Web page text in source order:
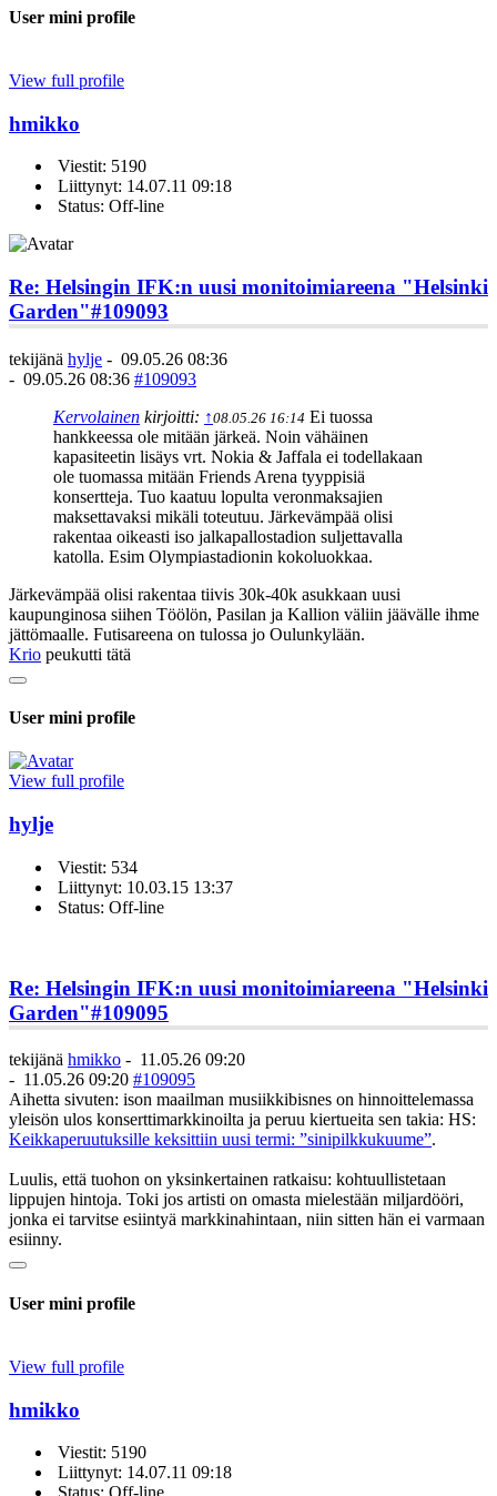
User mini profile
View full profile
hmikko
Viestit: 5190
Liittynyt: 14.07.11 09:18
Status: Off-line
Re: Helsingin IFK:n uusi monitoimiareena "Helsinki
Garden"#109093
tekijänä hylje - 09.05.26 08:36
- 09.05.26 08:36 #109093
Kervolainen kirjoitti: ↑08.05.26 16:14 Ei tuossa
hankkeessa ole mitään järkeä. Noin vähäinen
kapasiteetin lisäys vrt. Nokia & Jaffala ei todellakaan
ole tuomassa mitään Friends Arena tyyppisiä
konsertteja. Tuo kaatuu lopulta veronmaksajien
maksettavaksi mikäli toteutuu. Järkevämpää olisi
rakentaa oikeasti iso jalkapallostadion suljettavalla
katolla. Esim Olympiastadionin kokoluokkaa.
Järkevämpää olisi rakentaa tiivis 30k-40k asukkaan uusi
kaupunginosa siihen Töölön, Pasilan ja Kallion väliin jäävälle ihme
jättömaalle. Futisareena on tulossa jo Oulunkylään.
Krio peukutti tätä
User mini profile
View full profile
hylje
Viestit: 534
Liittynyt: 10.03.15 13:37
Status: Off-line
Re: Helsingin IFK:n uusi monitoimiareena "Helsinki
Garden"#109095
tekijänä hmikko - 11.05.26 09:20
- 11.05.26 09:20 #109095
Aihetta sivuten: ison maailman musiikkibisnes on hinnoittelemassa
yleisön ulos konserttimarkkinoilta ja peruu kiertueita sen takia: HS:
Keikka­peruutuksille keksittiin uusi termi: ”sinipilkku­kuume”.
Luulis, että tuohon on yksinkertainen ratkaisu: kohtuullistetaan
lippujen hintoja. Toki jos artisti on omasta mielestään miljardööri,
jonka ei tarvitse esiintyä markkinahintaan, niin sitten hän ei varmaan
esiinny.
User mini profile
View full profile
hmikko
Viestit: 5190
Liittynyt: 14.07.11 09:18